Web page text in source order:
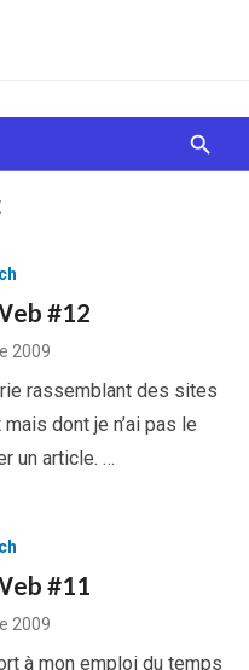
de chocolats… On
va tomber !
#12
2009
rassemblant des sites
dont je n’ai pas le
un article. …
#11
2009
à mon emploi du temps